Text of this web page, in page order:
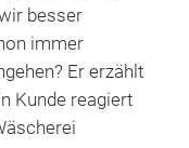
besser
immer
Er erzählt
Kunde reagiert